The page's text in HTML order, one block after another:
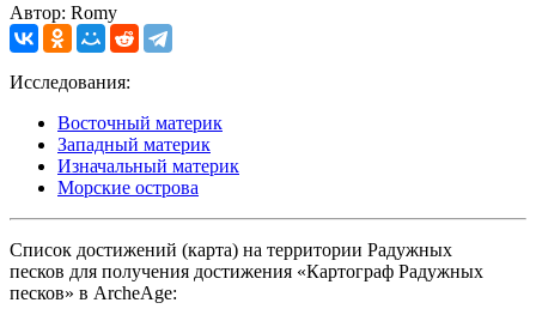
Автор: Romy
Исследования:
Восточный материк
Западный материк
Изначальный материк
Морские острова
Список достижений (карта) на территории Радужных
песков для получения достижения «Картограф Радужных
песков» в ArcheAge: